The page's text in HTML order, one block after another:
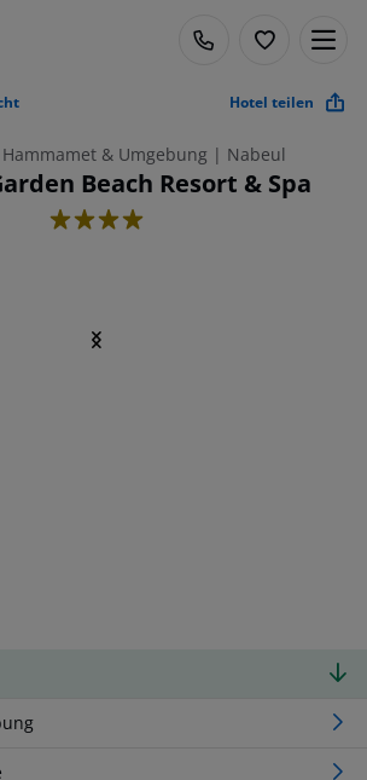
Hotel teilen
& Umgebung | Nabeul
Beach Resort & Spa
4